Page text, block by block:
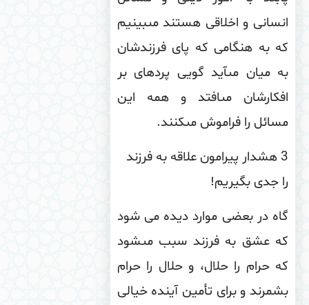
و اخلاقى هستند مى‏بینیم
به هنگامى كه پاى فرزندشان
میان مى‏آید گویى پرده‏اى بر
مى‏افتد و همه این
را فراموش مى‏كنند.
3 هشدار پیرامون علاقه به فرزند
جدی بگیریم!
در بعضی موارد دیده می شود
عشق به فرزند سبب مى‏شود
حرام را حلال، و حلال را حرام
و براى تأمین آینده خیالى